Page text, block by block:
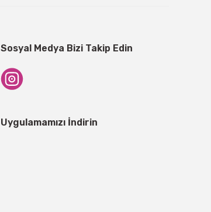
Sosyal Medya Bizi Takip Edin
Uygulamamızı İndirin